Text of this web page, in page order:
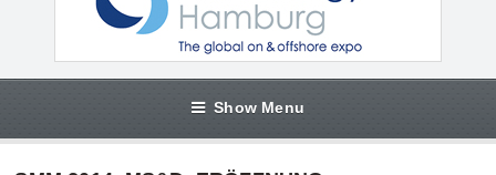
Show Menu